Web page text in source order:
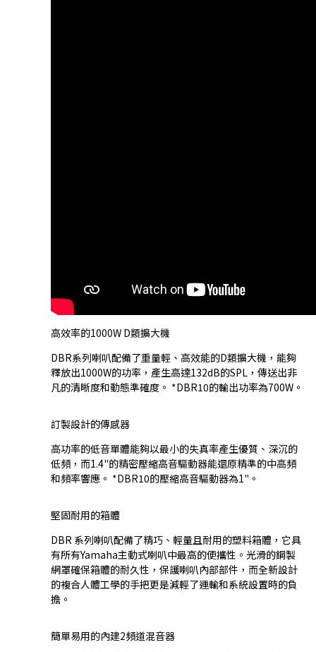
高效率的1000W D類擴大機
DBR系列喇叭配備了重量輕、高效能的D類擴大機，能夠
釋放出1000W的功率，產生高達132dB的SPL，傳送出非
凡的清晰度和動態準確度。 *DBR10的輸出功率為700W。
訂製設計的傳感器
高功率的低音單體能夠以最小的失真率產生優質、深沉的
低頻，而1.4"的精密壓縮高音驅動器能還原精準的中高頻
和頻率響應。 *DBR10的壓縮高音驅動器為1"。
堅固耐用的箱體
DBR 系列喇叭配備了精巧、輕量且耐用的塑料箱體，它具
有所有Yamaha主動式喇叭中最高的便攜性。光滑的鋼製
網罩確保箱體的耐久性，保護喇叭內部部件，而全新設計
的複合人體工學的手把更是減輕了運輸和系統設置時的負
擔。
簡單易用的內建2頻道混音器